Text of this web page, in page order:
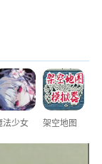
法少女 架空地图